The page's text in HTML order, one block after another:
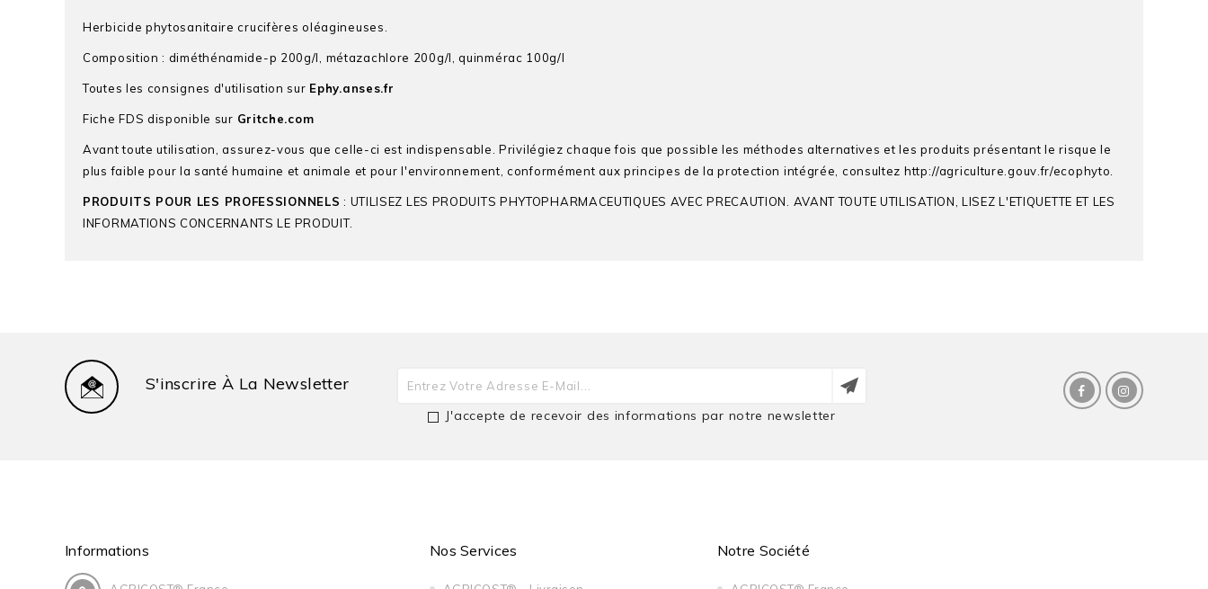
Herbicide phytosanitaire crucifères oléagineuses.
Composition : diméthénamide-p 200g/l, métazachlore 200g/l, quinmérac 100g/l
Toutes les consignes d'utilisation sur Ephy.anses.fr
Fiche FDS disponible sur Gritche.com
Avant toute utilisation, assurez-vous que celle-ci est indispensable. Privilégiez chaque fois que possible les méthodes alternatives et les produits présentant le risque le
plus faible pour la santé humaine et animale et pour l'environnement, conformément aux principes de la protection intégrée, consultez http://agriculture.gouv.fr/ecophyto.
PRODUITS POUR LES PROFESSIONNELS : UTILISEZ LES PRODUITS PHYTOPHARMACEUTIQUES AVEC PRECAUTION. AVANT TOUTE UTILISATION, LISEZ L'ETIQUETTE ET LES
INFORMATIONS CONCERNANTS LE PRODUIT.
S'inscrire À La Newsletter
J'accepte de recevoir des informations par notre newsletter
Informations Nos Services Notre Société